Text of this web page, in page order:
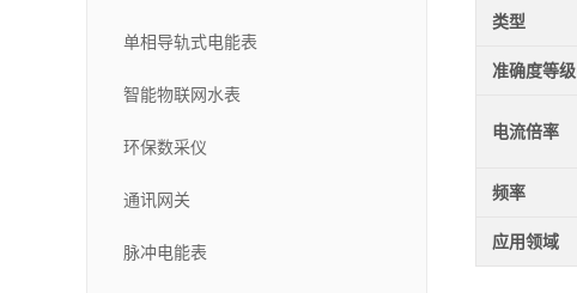
单相导轨式电能表
智能物联网水表
环保数采仪
通讯网关
脉冲电能表
类型
准确度等级
电流倍率
频率
应用领域